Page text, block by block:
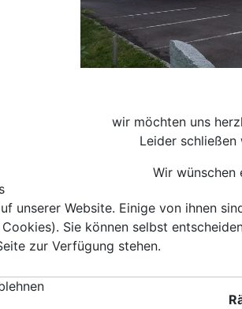
wir möchten uns
Leider
Wir wünschen
unserer Website. Einige von ihnen
Sie können selbst
zur Verfügung stehen.